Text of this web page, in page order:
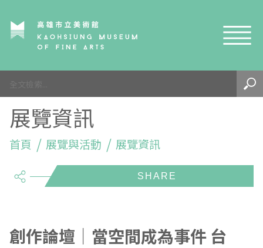
網站導覽
參觀資訊
參觀須知
開館時間
交通資訊
環境介紹
兒童美術館
高美館
藝術之旅
展覽與活動
展覽資訊
徵件辦法
典藏與研究
典藏查詢
研究資源
藝術閱聽
關於我們
展覽資訊
首頁 展覽與活動 展覽資訊
share
創作論壇｜當空間成為事件 台